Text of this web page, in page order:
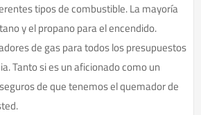
tipos de combustible. La mayoría
y el propano para el encendido.
de gas para todos los presupuestos
Tanto si es un aficionado como un
de que tenemos el quemador de